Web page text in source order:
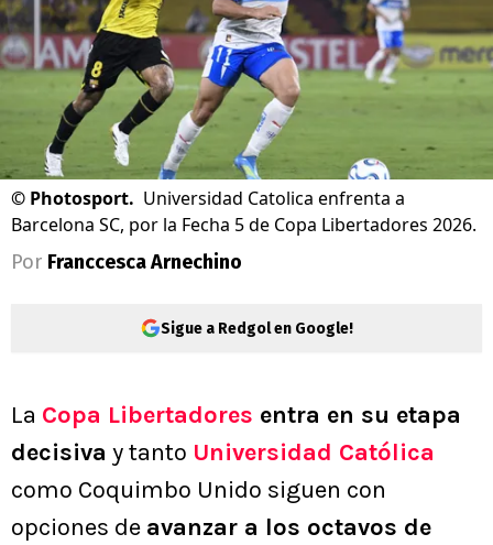
© Photosport. Universidad Catolica enfrenta a
Barcelona SC, por la Fecha 5 de Copa Libertadores 2026.
Por Franccesca Arnechino
Sigue a Redgol en Google!
La Copa Libertadores entra en su etapa
decisiva y tanto Universidad Católica
como Coquimbo Unido siguen con
opciones de avanzar a los octavos de